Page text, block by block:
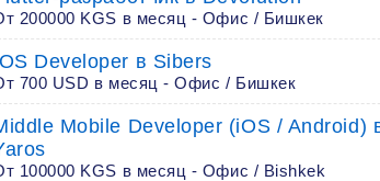
200000 KGS в месяц - Офис / Бишкек
Developer в Sibers
700 USD в месяц - Офис / Бишкек
Mobile Developer (iOS / Android)
100000 KGS в месяц - Офис / Bishkek